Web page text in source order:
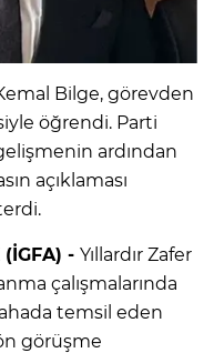
Bilge, görevden
öğrendi. Parti
ardından
açıklaması
- Yıllardır Zafer
çalışmalarında
temsil eden
görüşme